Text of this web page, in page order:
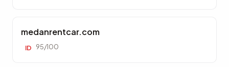
medanrentcar.com
ID 95/100